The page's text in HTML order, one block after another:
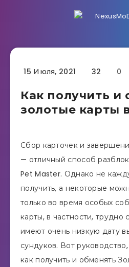
15 Июля, 2021 32 0
Как получить и
золотые карты
Сбор карточек и
— отличный способ
Pet Master. Однако не
получить, а некоторые
только во время особых
карты, в частности, трудно
имеют очень низкую дату
сундуков. Вот
как получить и обменять